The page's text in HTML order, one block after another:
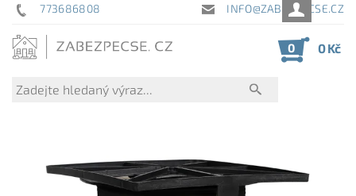
773686808 INFO@ZABEZPECSE.CZ
0 0 Kč